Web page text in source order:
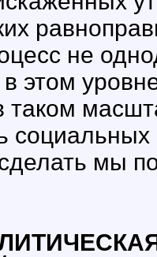
не
этом
таком
мы